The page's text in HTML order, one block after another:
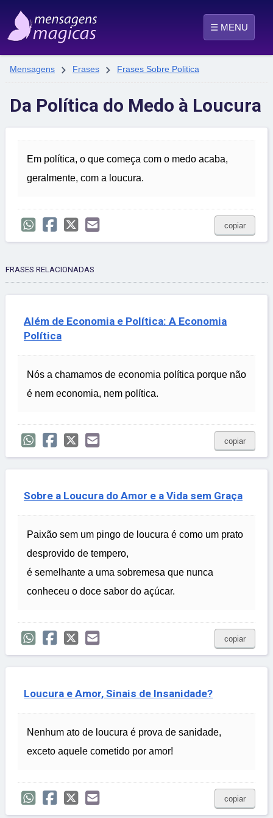
☰ MENU
Mensagens  Frases  Frases Sobre Politica
Da Política do Medo à Loucura
Em política, o que começa com o medo acaba,
geralmente, com a loucura.
copiar
FRASES RELACIONADAS
Além de Economia e Política: A Economia
Política
Nós a chamamos de economia política porque não
é nem economia, nem política.
copiar
Sobre a Loucura do Amor e a Vida sem Graça
Paixão sem um pingo de loucura é como um prato
desprovido de tempero,
é semelhante a uma sobremesa que nunca
conheceu o doce sabor do açúcar.
copiar
Loucura e Amor, Sinais de Insanidade?
Nenhum ato de loucura é prova de sanidade,
exceto aquele cometido por amor!
copiar